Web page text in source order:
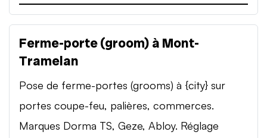
Ferme-porte (groom) à Mont-
Tramelan
Pose de ferme-portes (grooms) à {city} sur
portes coupe-feu, palières, commerces.
Marques Dorma TS, Geze, Abloy. Réglage